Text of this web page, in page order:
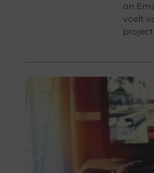
on
voelt
project